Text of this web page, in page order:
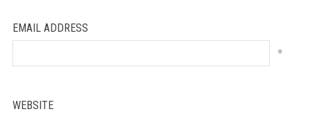
EMAIL ADDRESS
*
WEBSITE